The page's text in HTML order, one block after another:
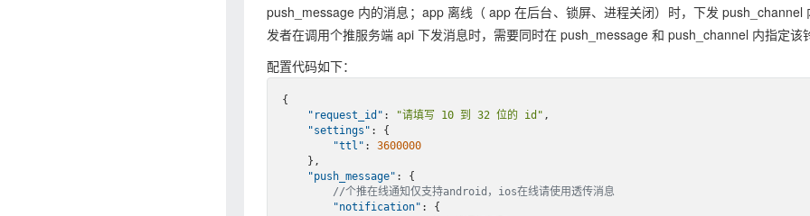
push_message 内的消息；app 离线（ app 在后台、锁屏、进程关闭）时，下发 push_channel
发者在调用个推服务端 api 下发消息时，需要同时在 push_message 和 push_channel 内指定该
配置代码如下：
{
"request_id" : "请填写 10 到 32 位的 id" ,
"settings" : {
"ttl" : 3600000
"push_message" : {
//个推在线通知仅支持android，ios在线请使用透传消息
"notification" : {